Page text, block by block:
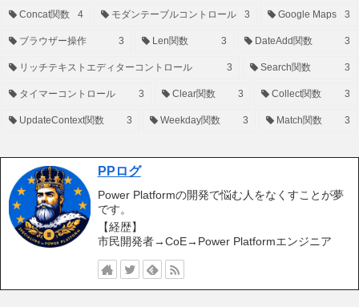
Concat関数 4 モダンテーブルコントロール 3 Google Maps 3
ブラウザー操作 3 Len関数 3 DateAdd関数 3
リッチテキストエディターコントロール 3 Search関数 3
タイマーコントロール 3 Clear関数 3 Collect関数 3
UpdateContext関数 3 Weekday関数 3 Match関数 3
PPログ
Power Platformの開発で悩む人をなくすことが夢
です。
【経歴】
市民開発者→CoE→Power Platformエンジニア